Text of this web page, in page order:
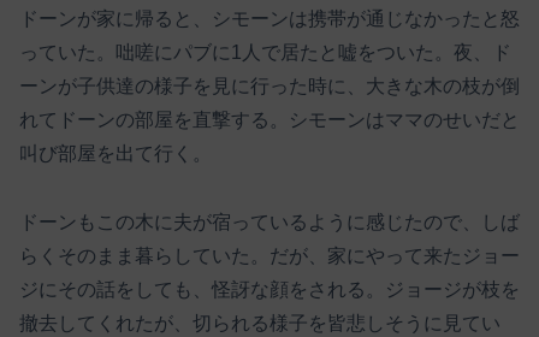
ドーンが家に帰ると、シモーンは携帯が通じなかったと怒
っていた。咄嗟にパブに1人で居たと嘘をついた。夜、ド
ーンが子供達の様子を見に行った時に、大きな木の枝が倒
れてドーンの部屋を直撃する。シモーンはママのせいだと
叫び部屋を出て行く。
ドーンもこの木に夫が宿っているように感じたので、しば
らくそのまま暮らしていた。だが、家にやって来たジョー
ジにその話をしても、怪訝な顔をされる。ジョージが枝を
撤去してくれたが、切られる様子を皆悲しそうに見てい